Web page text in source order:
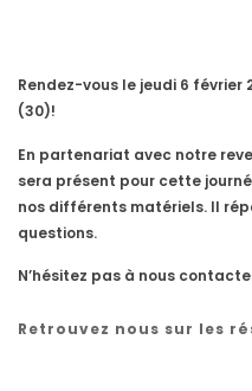
Rendez-vous le jeudi 6 février
(30)!
En partenariat avec notre
sera présent pour cette
nos différents matériels. Il
questions.
N’hésitez pas à nous
Retrouvez nous sur les